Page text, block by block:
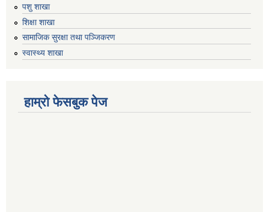
पशु शाखा
शिक्षा शाखा
सामाजिक सुरक्षा तथा पञ्जिकरण
स्वास्थ्य शाखा
हाम्रो फेसबुक पेज